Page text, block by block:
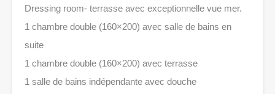
Dressing room- terrasse avec exceptionnelle vue mer.
1 chambre double (160×200) avec salle de bains en
suite
1 chambre double (160×200) avec terrasse
1 salle de bains indépendante avec douche